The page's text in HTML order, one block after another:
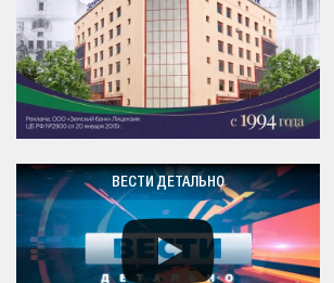
ВЕСТИ ДЕТАЛЬНО